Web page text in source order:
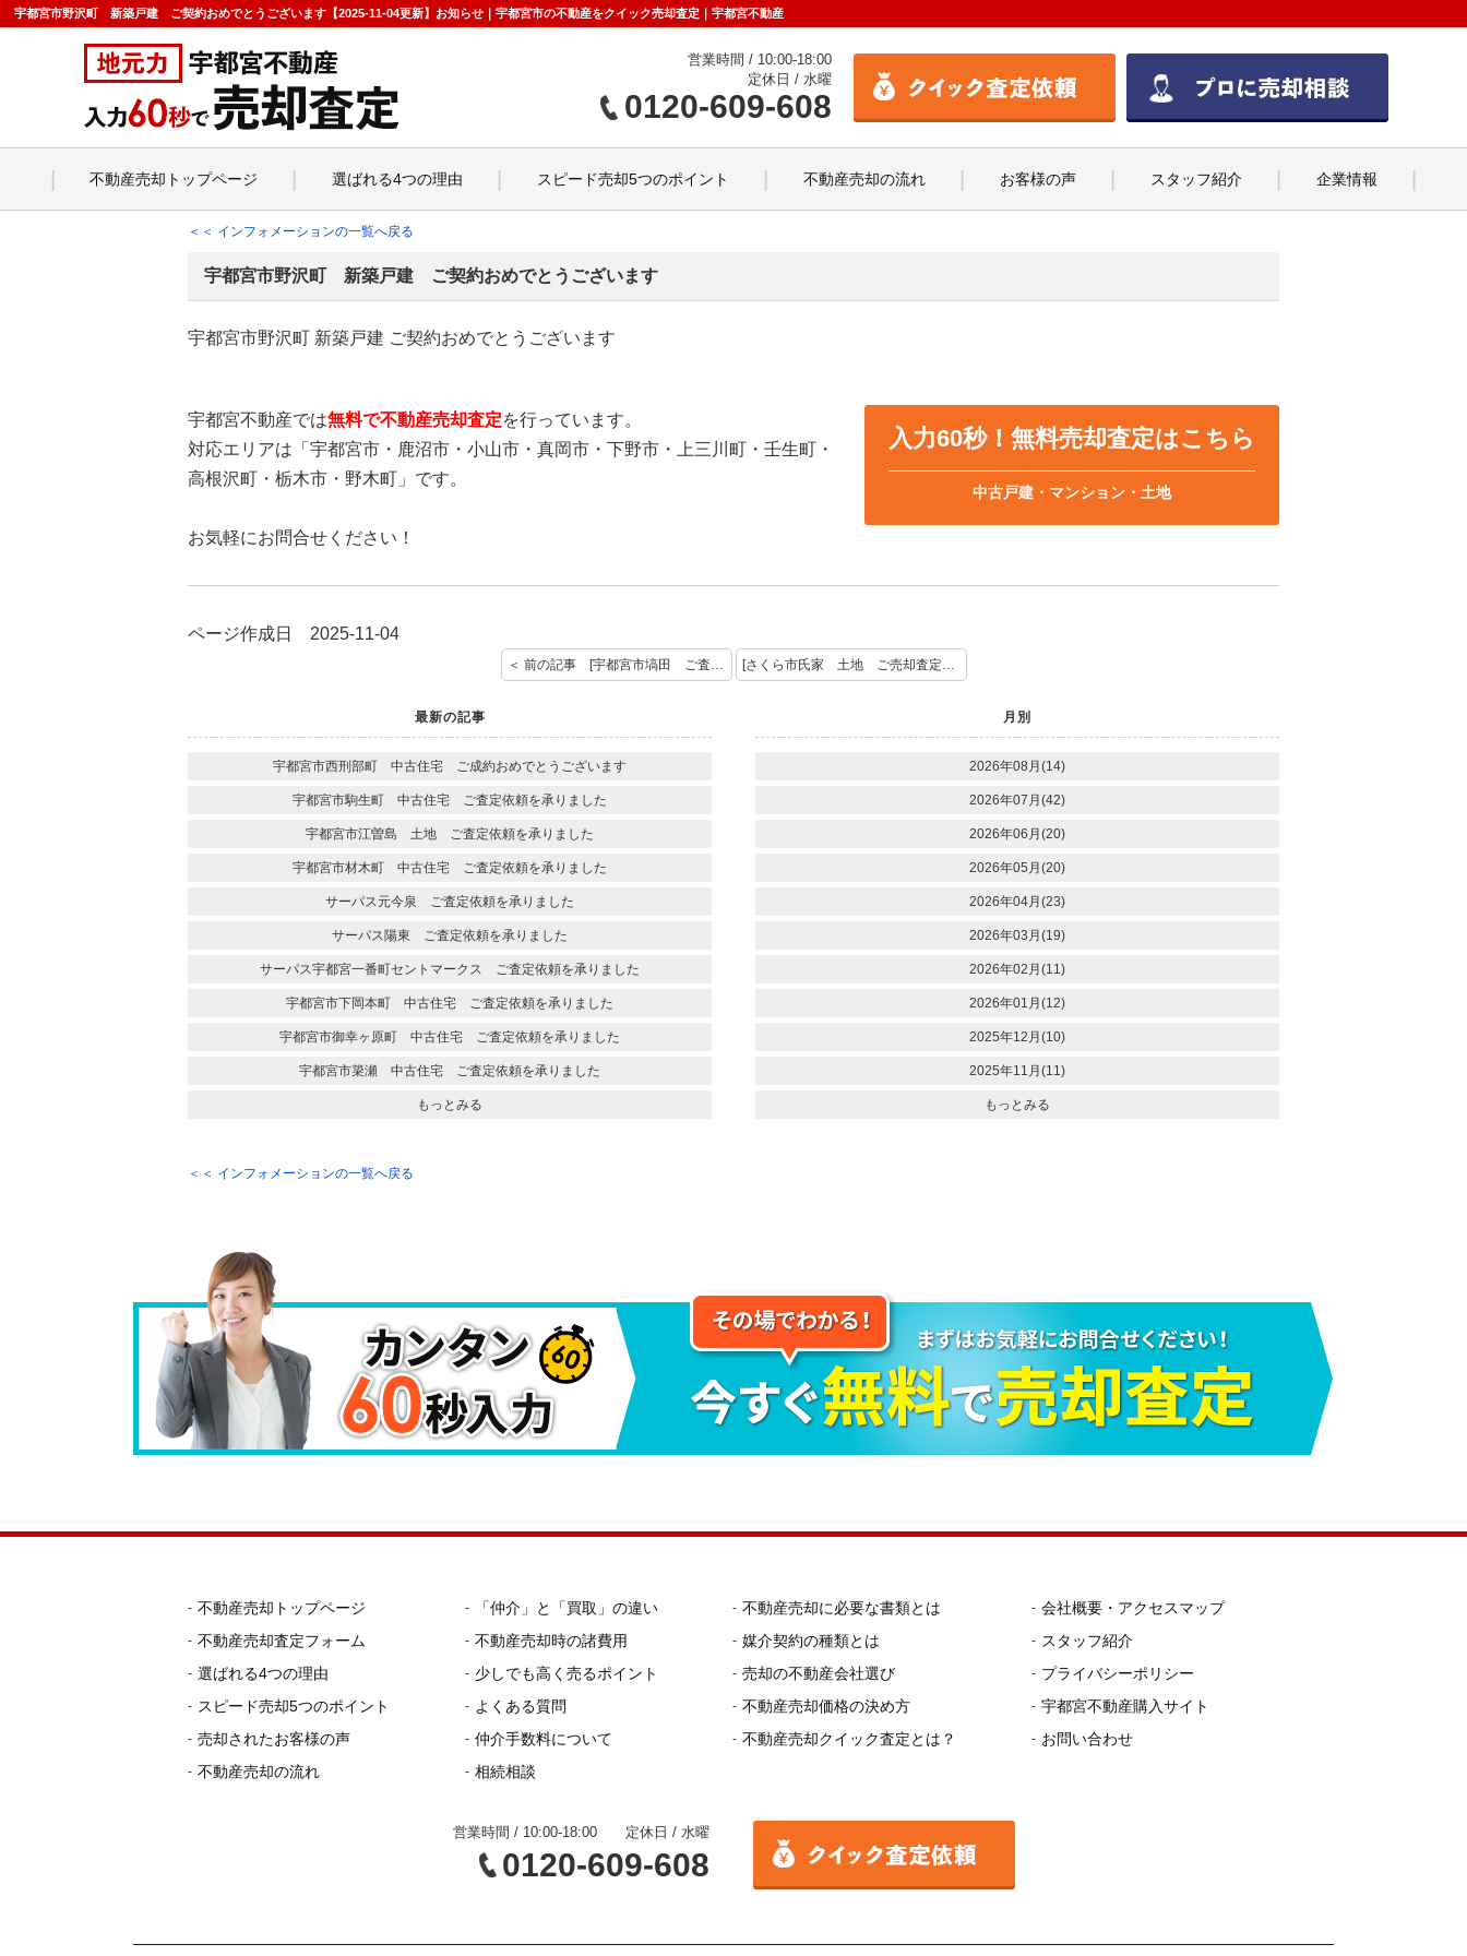
宇都宮市野沢町 新築戸建 ご契約おめでとうございます【2025-11-04更新】お知らせ｜宇都宮市の不動産をクイック売却査定｜宇都宮不動産
営業時間 / 10:00-18:00
定休日 / 水曜
0120-609-608
不動産売却トップページ 選ばれる4つの理由 スピード売却5つのポイント 不動産売却の流れ お客様の声 スタッフ紹介 企業情報
＜＜ インフォメーションの一覧へ戻る
宇都宮市野沢町 新築戸建 ご契約おめでとうございます
宇都宮市野沢町 新築戸建 ご契約おめでとうございます
宇都宮不動産では無料で不動産売却査定を行っています。
対応エリアは「宇都宮市・鹿沼市・小山市・真岡市・下野市・上三川町・壬生町・
高根沢町・栃木市・野木町」です。
お気軽にお問合せください！
入力60秒！無料売却査定はこちら
中古戸建・マンション・土地
ページ作成日 2025-11-04
＜ 前の記事 [宇都宮市塙田 ご査定依頼を頂きました] [さくら市氏家 土地 ご売却査定を承りました] 次の記事 ＞
最新の記事
宇都宮市西刑部町 中古住宅 ご成約おめでとうございます
宇都宮市駒生町 中古住宅 ご査定依頼を承りました
宇都宮市江曽島 土地 ご査定依頼を承りました
宇都宮市材木町 中古住宅 ご査定依頼を承りました
サーパス元今泉 ご査定依頼を承りました
サーパス陽東 ご査定依頼を承りました
サーパス宇都宮一番町セントマークス ご査定依頼を承りました
宇都宮市下岡本町 中古住宅 ご査定依頼を承りました
宇都宮市御幸ヶ原町 中古住宅 ご査定依頼を承りました
宇都宮市簗瀬 中古住宅 ご査定依頼を承りました
もっとみる
月別
2026年08月(14)
2026年07月(42)
2026年06月(20)
2026年05月(20)
2026年04月(23)
2026年03月(19)
2026年02月(11)
2026年01月(12)
2025年12月(10)
2025年11月(11)
もっとみる
＜＜ インフォメーションの一覧へ戻る
不動産売却トップページ
不動産売却査定フォーム
選ばれる4つの理由
スピード売却5つのポイント
売却されたお客様の声
不動産売却の流れ
「仲介」と「買取」の違い
不動産売却時の諸費用
少しでも高く売るポイント
よくある質問
仲介手数料について
相続相談
不動産売却に必要な書類とは
媒介契約の種類とは
売却の不動産会社選び
不動産売却価格の決め方
不動産売却クイック査定とは？
会社概要・アクセスマップ
スタッフ紹介
プライバシーポリシー
宇都宮不動産購入サイト
お問い合わせ
営業時間 / 10:00-18:00 定休日 / 水曜
0120-609-608